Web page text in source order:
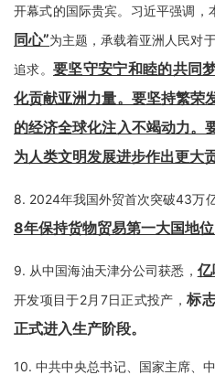
开幕式的国际贵宾。习近平强调，
同心”为主题，承载着亚洲人民对
追求。 要坚守安宁和睦的共同
化贡献亚洲力量。要坚持繁荣
的经济全球化注入不竭动力。
为人类文明发展进步作出更大贡
8. 2024年我国外贸首次突破43万
8年保持货物贸易第一大国地位
9. 从中国海油天津分公司获悉，
开发项目于2月7日正式投产，标
正式进入生产阶段。
10.中共中央总书记、国家主席、